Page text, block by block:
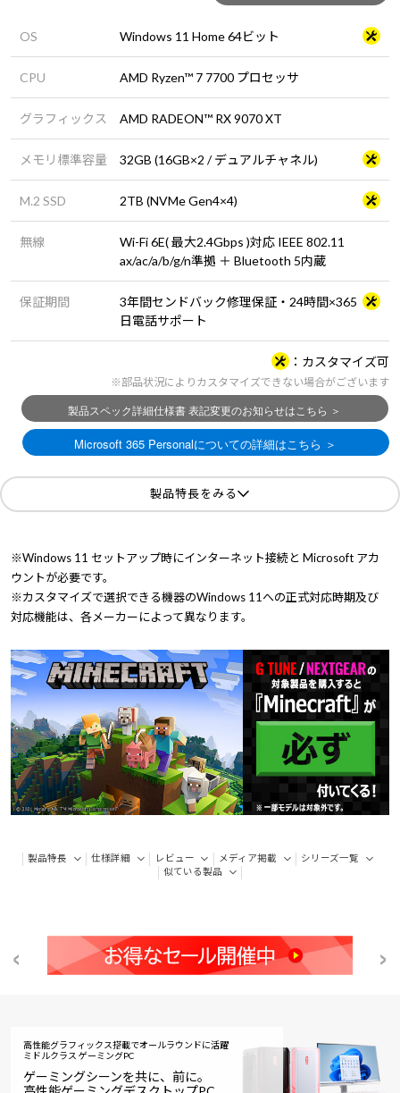
OS Windows 11 Home 64ビット
CPU AMD Ryzen™ 7 7700 プロセッサ
グラフィックス AMD RADEON™ RX 9070 XT
メモリ標準容量 32GB (16GB×2 / デュアルチャネル)
M.2 SSD 2TB (NVMe Gen4×4)
無線
Wi-Fi 6E( 最大2.4Gbps )対応 IEEE 802.11
ax/ac/a/b/g/n準拠 ＋ Bluetooth 5内蔵
保証期間
3年間センドバック修理保証・24時間×365
日電話サポート
カスタマイズ可
※部品状況によりカスタマイズできない場合がございます
製品特長をみる
※Windows 11 セットアップ時にインターネット接続と Microsoft アカ
ウントが必要です。
※カスタマイズで選択できる機器のWindows 11への正式対応時期及び
対応機能は、各メーカーによって異なります。
製品特長 仕様詳細 レビュー メディア掲載
シリーズ一覧
似ている製品
高性能グラフィックス搭載でオールラウンドに活躍
ミドルクラス ゲーミングPC
ゲーミングシーンを共に、前に。